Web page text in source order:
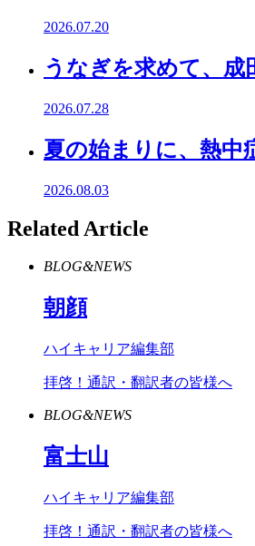
2026.07.20
うなぎを求めて、成
2026.07.28
夏の始まりに、熱中
2026.08.03
Related Article
BLOG&NEWS
朝顔
ハイキャリア編集部
拝啓！通訳・翻訳者の皆様へ
BLOG&NEWS
富士山
ハイキャリア編集部
拝啓！通訳・翻訳者の皆様へ